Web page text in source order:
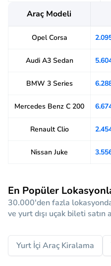
Araç Modeli
Opel Corsa
Audi A3 Sedan
BMW 3 Series
Mercedes Benz C 200
Renault Clio
Nissan Juke
En Popüler
30.000'den fazla
ve yurt dışı uçak bileti satın
Yurt İçi Araç Kiralama